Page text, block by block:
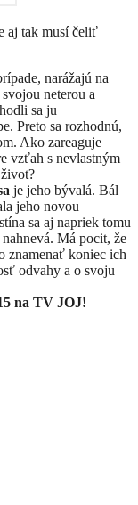
aj tak musí čeliť
narážajú na
neterou a
sa ju
Preto sa rozhodnú,
Ako zareaguje
vzťah s nevlastným
je jeho bývalá. Bál
jeho novou
sa aj napriek tomu
Má pocit, že
znamenať koniec ich
odvahy a o svoju
na TV JOJ!